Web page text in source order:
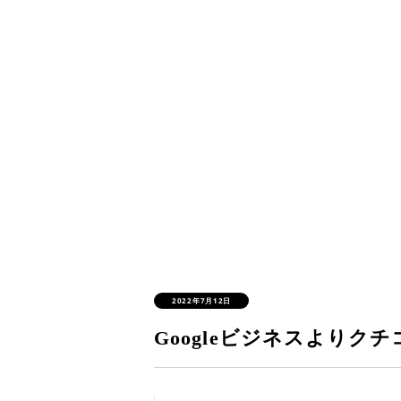
2022年7月12日
Googleビジネスよりクチ